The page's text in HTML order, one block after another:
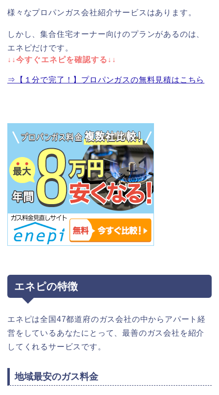
様々なプロパンガス会社紹介サービスはあります。
しかし、集合住宅オーナー向けのプランがあるのは、
エネピだけです。
↓↓今すぐエネピを確認する↓↓
⇒【１分で完了！】プロパンガスの無料見積はこちら
エネピの特徴
エネピは全国47都道府のガス会社の中からアパート経
営をしているあなたにとって、最善のガス会社を紹介
してくれるサービスです。
地域最安のガス料金